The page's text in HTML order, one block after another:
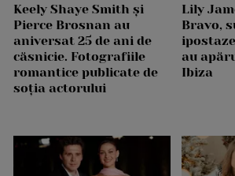
Keely Shaye Smith și
Pierce Brosnan au
aniversat 25 de ani de
căsnicie. Fotografiile
romantice publicate de
soția actorului
Lily
Bravo,
au
Ibiza